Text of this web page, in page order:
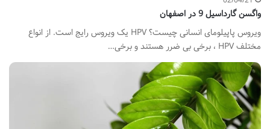
واگسن گارداسیل 9 در اصفهان
ویروس پاپیلومای انسانی چیست؟ HPV یک ویروس رایج است. از انواع
مختلف HPV ، برخی بی ضرر هستند و برخی…